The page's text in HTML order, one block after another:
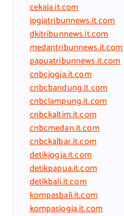
cekaja.it.com
jogjatribunnews.it.com
dkitribunnews.it.com
medantribunnews.it.com
papuatribunnews.it.com
cnbcjogja.it.com
cnbcbandung.it.com
cnbclampung.it.com
cnbckaltim.it.com
cnbcmedan.it.com
cnbckalbar.it.com
detikjogja.it.com
detikpapua.it.com
detikbali.it.com
kompasbali.it.com
kompasjogja.it.com